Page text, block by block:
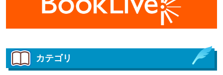
カテゴリ